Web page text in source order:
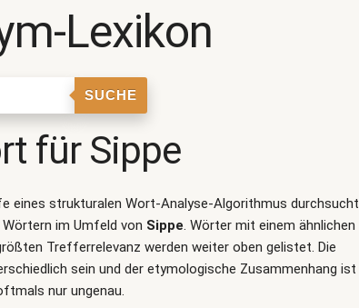
Lexikon
SUCHE
für Sippe
eines strukturalen Wort-Analyse-Algorithmus durchsucht
im Umfeld von Sippe. Wörter mit einem ähnlichen
Trefferrelevanz werden weiter oben gelistet. Die
sein und der etymologische Zusammenhang ist
nur ungenau.